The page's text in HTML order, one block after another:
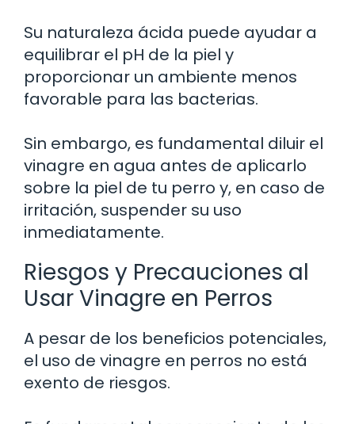
Su naturaleza ácida puede ayudar a
equilibrar el pH de la piel y
proporcionar un ambiente menos
favorable para las bacterias.
Sin embargo, es fundamental diluir el
vinagre en agua antes de aplicarlo
sobre la piel de tu perro y, en caso de
irritación, suspender su uso
inmediatamente.
Riesgos y Precauciones al
Usar Vinagre en Perros
A pesar de los beneficios potenciales,
el uso de vinagre en perros no está
exento de riesgos.